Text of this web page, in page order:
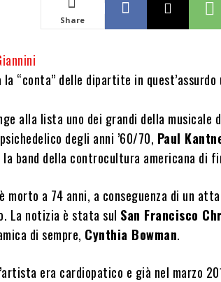
Share
la “conta” delle dipartite in
alla lista uno dei grandi della musicale
degli anni ’60/70, Paul
la band della controcultura americana di
morto a 74 anni, a conseguenza di un
La notizia è stata sul San Francisco
di sempre, Cynthia Bowman.
era cardiopatico e già nel marzo